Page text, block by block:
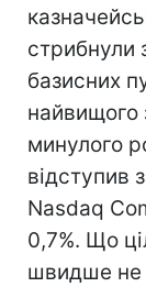
стрибнули
базисних
найвищого
минулого
відступив
Nasdaq
0,7%. Що
швидше не